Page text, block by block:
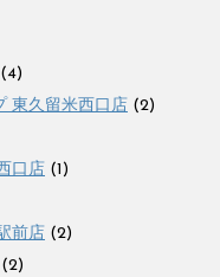
(4)
東久留米西口店 (2)
口店 (1)
前店 (2)
(2)